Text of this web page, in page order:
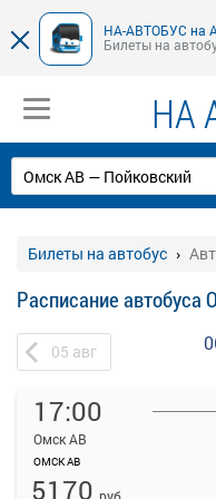
НА-АВТОБУС на
Билеты на
НА
Билеты на автобус
Расписание
05 авг
17:00
Омск АВ
ОМСК АВ
5170
На данной странице вы
купить билет онлайн на